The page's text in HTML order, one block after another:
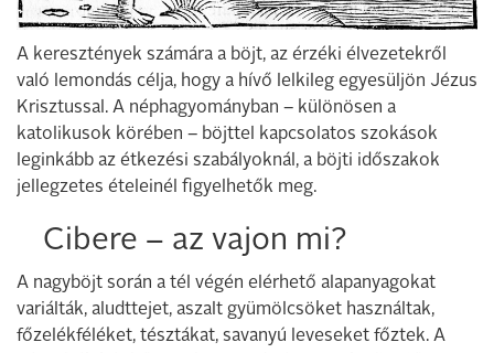
A keresztények számára a böjt, az érzéki élvezetekről
való lemondás célja, hogy a hívő lelkileg egyesüljön Jézus
Krisztussal. A néphagyományban – különösen a
katolikusok körében – böjttel kapcsolatos szokások
leginkább az étkezési szabályoknál, a böjti időszakok
jellegzetes ételeinél figyelhetők meg.
Cibere – az vajon mi?
A nagyböjt során a tél végén elérhető alapanyagokat
variálták, aludttejet, aszalt gyümölcsöket használtak,
főzelékféléket, tésztákat, savanyú leveseket főztek. A